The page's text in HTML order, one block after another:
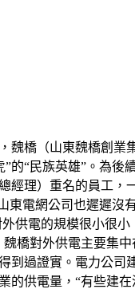
橋（山東魏橋創業
“民族英雄”。為
理）重名的員工
電網公司也遲遲沒
供電的規模很小很
橋對外供電主要集
過證實。電力公
供電量，“有些建